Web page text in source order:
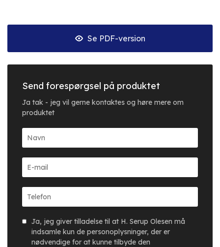
Se PDF-version
Send forespørgsel på produktet
Ja tak - jeg vil gerne kontaktes og høre mere om
produktet
Ja, jeg giver tilladelse til at H. Serup Olesen må
indsamle kun de personoplysninger, der er
nødvendige for at kunne tilbyde den